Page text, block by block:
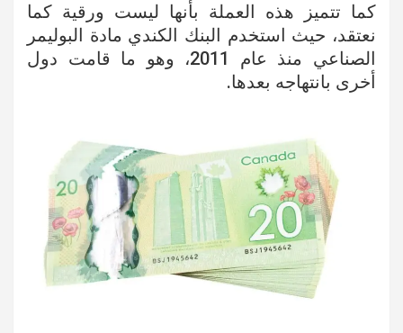
كما تتميز هذه العملة بأنها ليست ورقية كما
نعتقد، حيث استخدم البنك الكندي مادة البوليمر
الصناعي منذ عام 2011، وهو ما قامت دول
أخرى بانتهاجه بعدها.